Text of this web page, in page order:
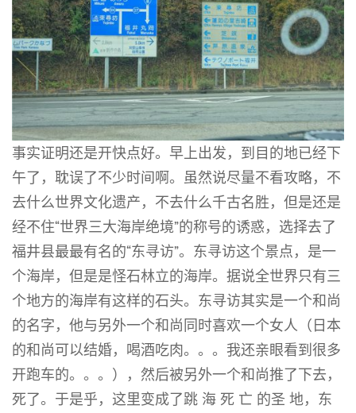
事实证明还是开快点好。早上出发，到目的地已经下
午了，耽误了不少时间啊。虽然说尽量不看攻略，不
去什么世界文化遗产，不去什么千古名胜，但是还是
经不住“世界三大海岸绝境”的称号的诱惑，选择去了
福井县最最有名的“东寻访”。东寻访这个景点，是一
个海岸，但是是怪石林立的海岸。据说全世界只有三
个地方的海岸有这样的石头。东寻访其实是一个和尚
的名字，他与另外一个和尚同时喜欢一个女人（日本
的和尚可以结婚，喝酒吃肉。。。我还亲眼看到很多
开跑车的。。。），然后被另外一个和尚推了下去，
死了。于是乎，这里变成了跳 海 死 亡 的圣 地，东